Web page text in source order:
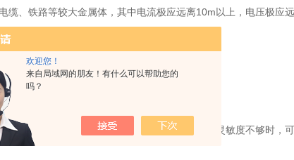
欢迎您！
来自局域网的朋友！有什么可以帮助您的
吗？
缆、铁路等较大金属体，其中电流极应远离10m以上，电压极应
线，以免有漏电现象。
，应使接地棒处于零电位的状态。
时候进行，如初冬或夏季干燥季节时进行。
腐烂尸体，以免造成错觉。
将电位探针电压极插入土壤中浅一些，当检流计灵敏度不够时，